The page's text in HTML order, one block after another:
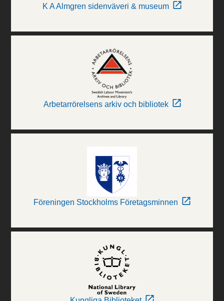
K A Almgren sidenväveri & museum
Arbetarrörelsens arkiv och bibliotek
Föreningen Stockholms Företagsminnen